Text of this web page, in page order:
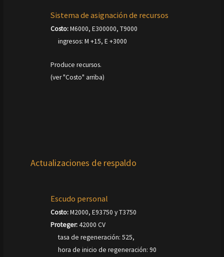
Sistema de asignación de recursos
Costo:M6000, E300000, T9000
ingresos: M +15, E +3000
Produce recursos.
(ver "Costo" arriba)
Actualizaciones de respaldo
Escudo personal
Costo:M2000, E93750 y T3750
Proteger:42000 CV
tasa de regeneración: 525,
hora de inicio de regeneración: 90